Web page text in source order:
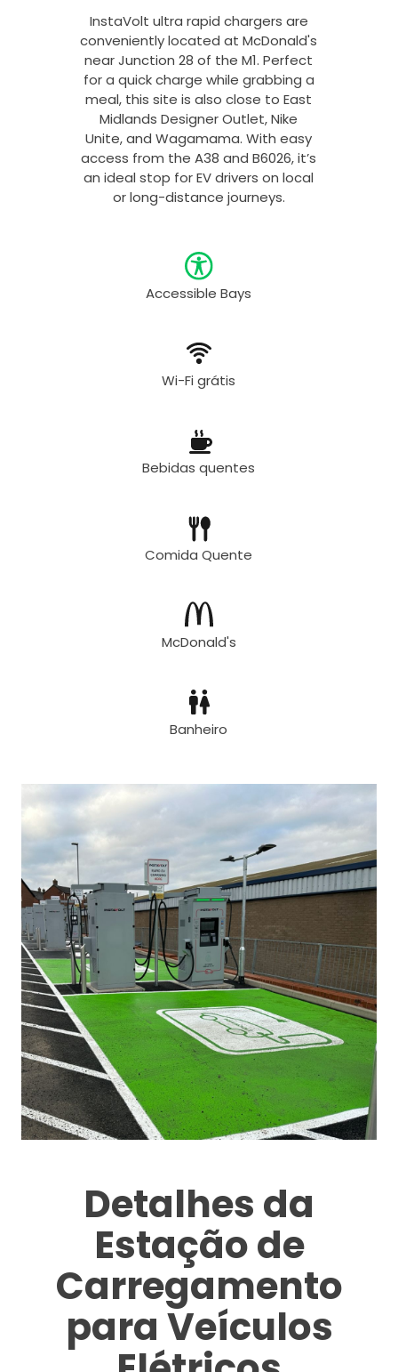
InstaVolt ultra rapid chargers are
conveniently located at McDonald's
near Junction 28 of the M1. Perfect
for a quick charge while grabbing a
meal, this site is also close to East
Midlands Designer Outlet, Nike
Unite, and Wagamama. With easy
access from the A38 and B6026, it’s
an ideal stop for EV drivers on local
or long-distance journeys.
Accessible Bays
Wi-Fi grátis
Bebidas quentes
Comida Quente
McDonald's
Banheiro
Detalhes da
Estação de
Carregamento
para Veículos